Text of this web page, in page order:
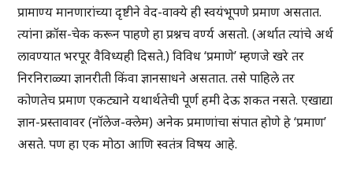
प्रामाण्य मानणारांच्या दृष्टीने वेद-वाक्ये ही स्वयंभूपणे प्रमाण असतात.
त्यांना क्रॉस-चेक करून पाहणे हा प्रश्नच वर्ण्य असतो. (अर्थात त्यांचे अर्थ
लावण्यात भरपूर वैविध्यही दिसते.) विविध ‘प्रमाणे’ म्हणजे खरे तर
निरनिराळ्या ज्ञानरीती किंवा ज्ञानसाधने असतात. तसे पाहिले तर
कोणतेच प्रमाण एकट्याने यथार्थतेची पूर्ण हमी देऊ शकत नसते. एखाद्या
ज्ञान-प्रस्तावावर (नॉलेज-क्लेम) अनेक प्रमाणांचा संपात होणे हे ‘प्रमाण’
असते. पण हा एक मोठा आणि स्वतंत्र विषय आहे.